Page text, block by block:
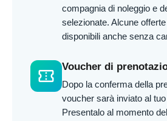
compagnia di noleggio e
selezionate. Alcune
disponibili anche senza
confirmation_number
Voucher di
Dopo la conferma della
voucher sarà inviato al
Presentalo al momento